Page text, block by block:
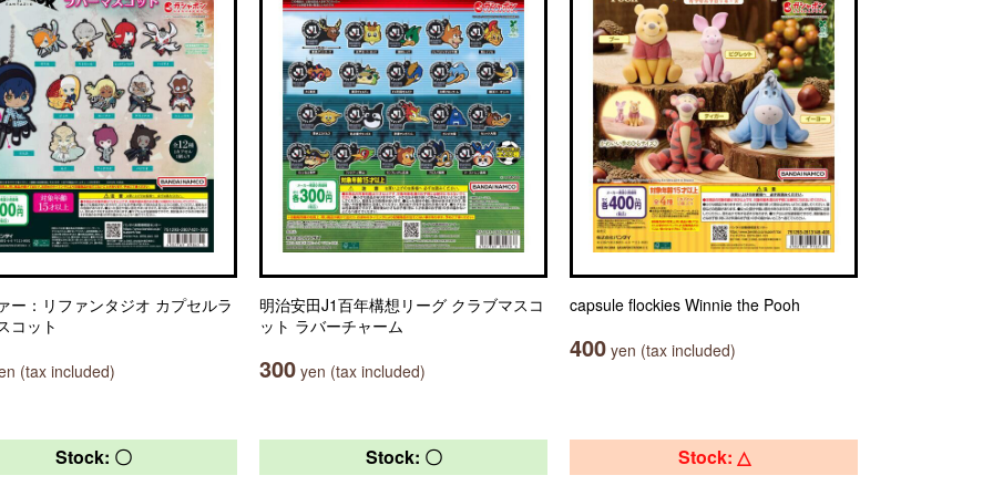
ー：リファンタジオ カプセルラ
コット
(tax included)
明治安田J1百年構想リーグ クラブマスコ
ット ラバーチャーム
300 yen (tax included)
capsule flockies Winnie the Pooh
400 yen (tax included)
Stock: 〇 Stock: 〇 Stock: △